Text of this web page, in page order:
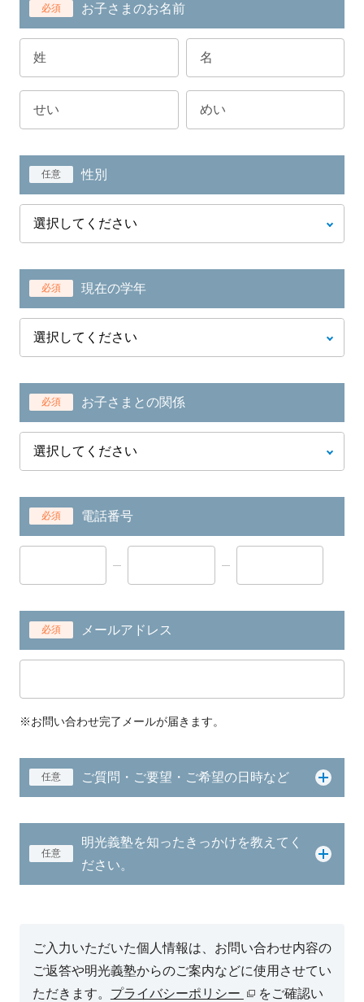
必須 お子さまのお名前
任意 性別
必須 現在の学年
必須 お子さまとの関係
必須 電話番号
必須 メールアドレス
※お問い合わせ完了メールが届きます。
任意 ご質問・ご要望・ご希望の日時など
任意
明光義塾を知ったきっかけを教えてく
ださい。
ご入力いただいた個人情報は、お問い合わせ内容の
ご返答や明光義塾からのご案内などに使用させてい
ただきます。 プライバシーポリシー をご確認い